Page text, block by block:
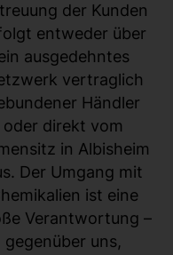
der Kunden
entweder über
ausgedehntes
vertraglich
Händler
oder direkt vom
in Albisheim
Der Umgang mit
ist eine
Verantwortung –
gegenüber uns,